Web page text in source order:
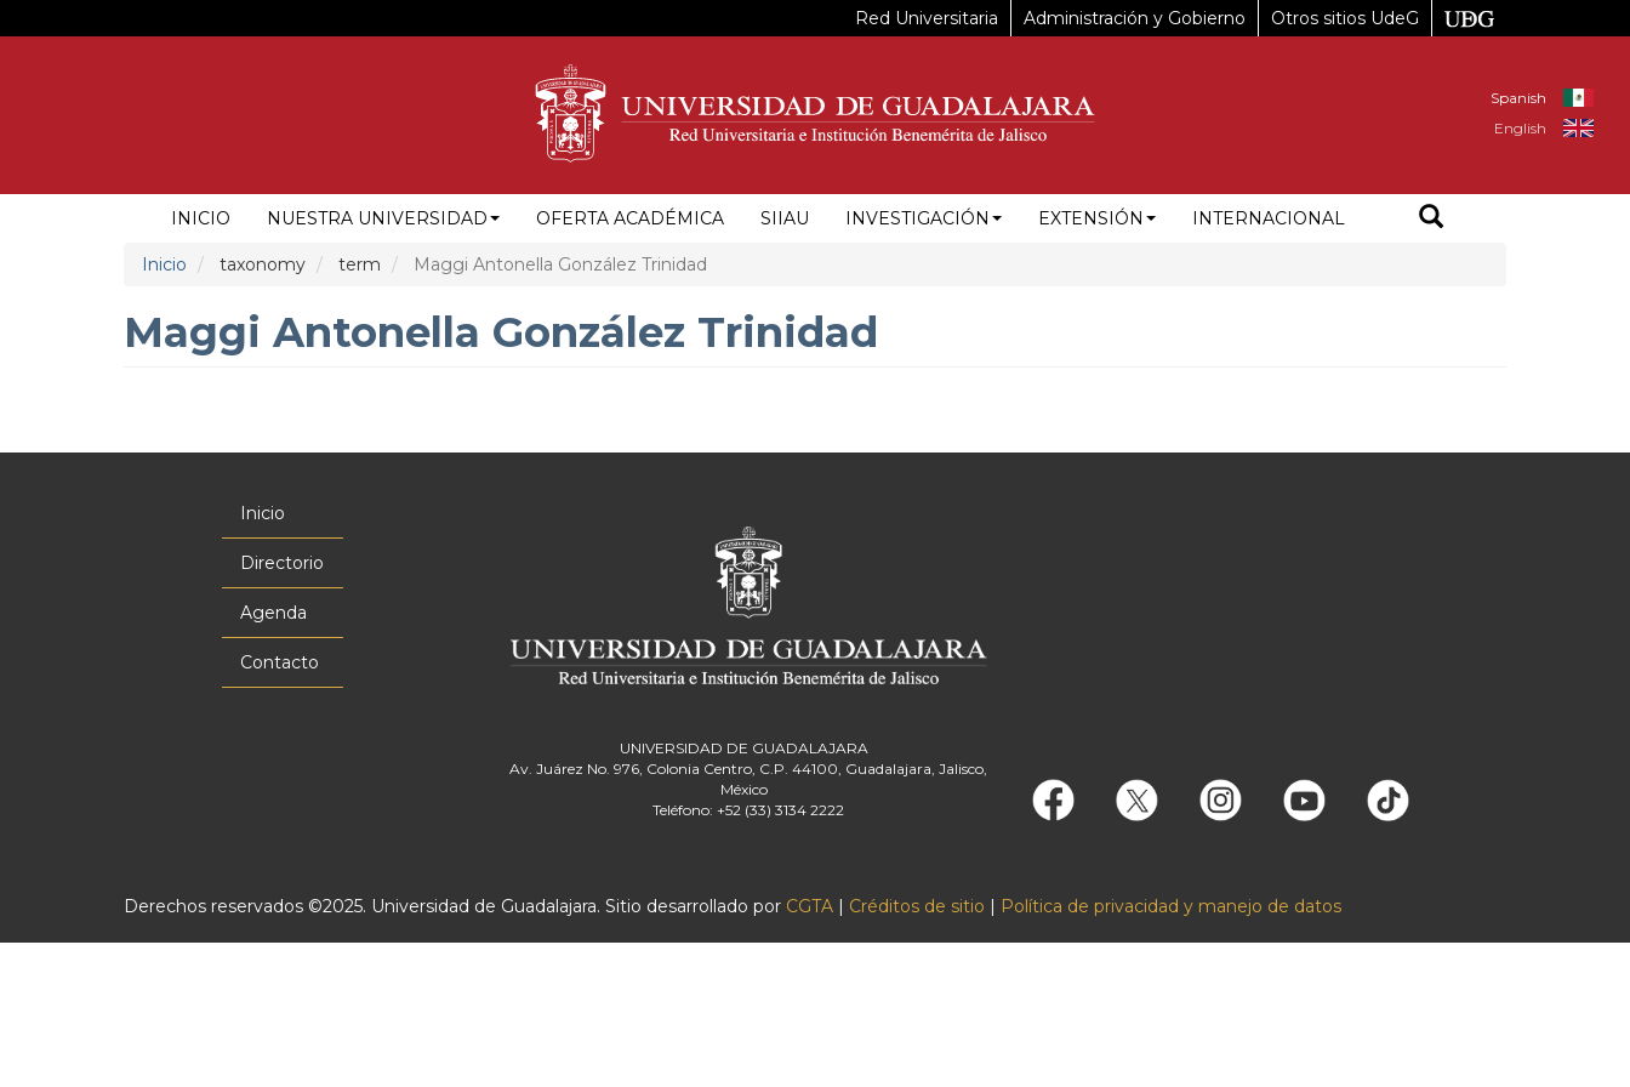
al
Red Universitaria Administración y Gobierno Otros sitios UdeG
Spanish
English
NAVEGACIÓN
PRINCIPAL
INICIO NUESTRA UNIVERSIDAD OFERTA ACADÉMICA SIIAU INVESTIGACIÓN EXTENSIÓN INTERNACIONAL
Inicio taxonomy term Maggi Antonella González Trinidad
Maggi Antonella González Trinidad
principal
Inicio
Directorio
Agenda
Contacto
UNIVERSIDAD DE GUADALAJARA
Av. Juárez No. 976, Colonia Centro, C.P. 44100, Guadalajara, Jalisco,
México
Teléfono: +52 (33) 3134 2222
Derechos reservados ©2025. Universidad de Guadalajara. Sitio desarrollado por CGTA Créditos de sitio Política de privacidad y manejo de datos